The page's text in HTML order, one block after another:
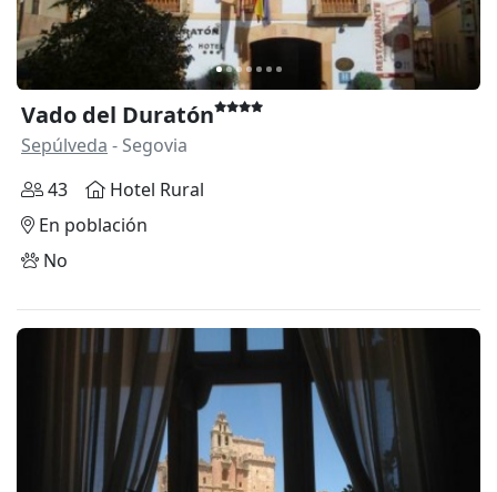
Vado del Duratón
Sepúlveda - Segovia
43
Hotel Rural
En población
No